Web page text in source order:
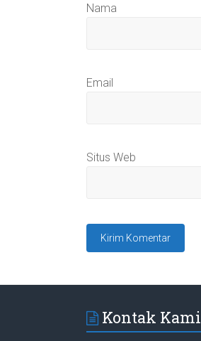
Nama
Email
Situs Web
Kontak Kami